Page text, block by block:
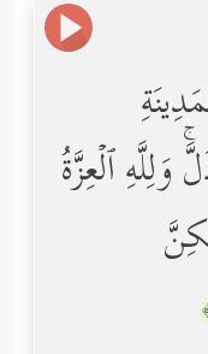
وَلِلَّهِ ٱلۡعِزَّةُ